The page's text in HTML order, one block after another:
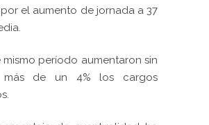
el aumento de jornada a 37
mismo período aumentaron sin
más de un 4% los cargos